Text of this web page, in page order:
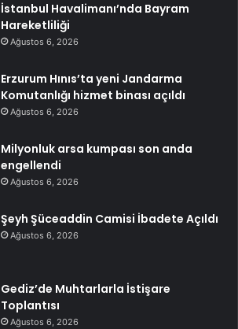
İstanbul Havalimanı’nda Bayram
Hareketliliği
Ağustos 6, 2026
Erzurum Hınıs’ta yeni Jandarma
Komutanlığı hizmet binası açıldı
Ağustos 6, 2026
Milyonluk arsa kumpası son anda
engellendi
Ağustos 6, 2026
Şeyh Şüceaddin Camisi İbadete Açıldı
Ağustos 6, 2026
Gediz’de Muhtarlarla İstişare
Toplantısı
Ağustos 6, 2026